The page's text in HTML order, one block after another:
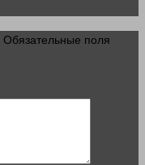
Обязательные поля